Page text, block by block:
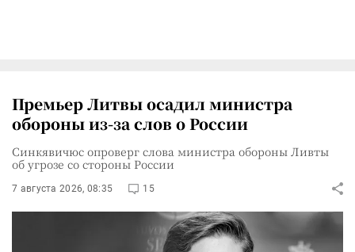
Премьер Литвы осадил министра
обороны из-за слов о России
Синкявичюс опроверг слова министра обороны Ливты
об угрозе со стороны России
7 августа 2026, 08:35 15